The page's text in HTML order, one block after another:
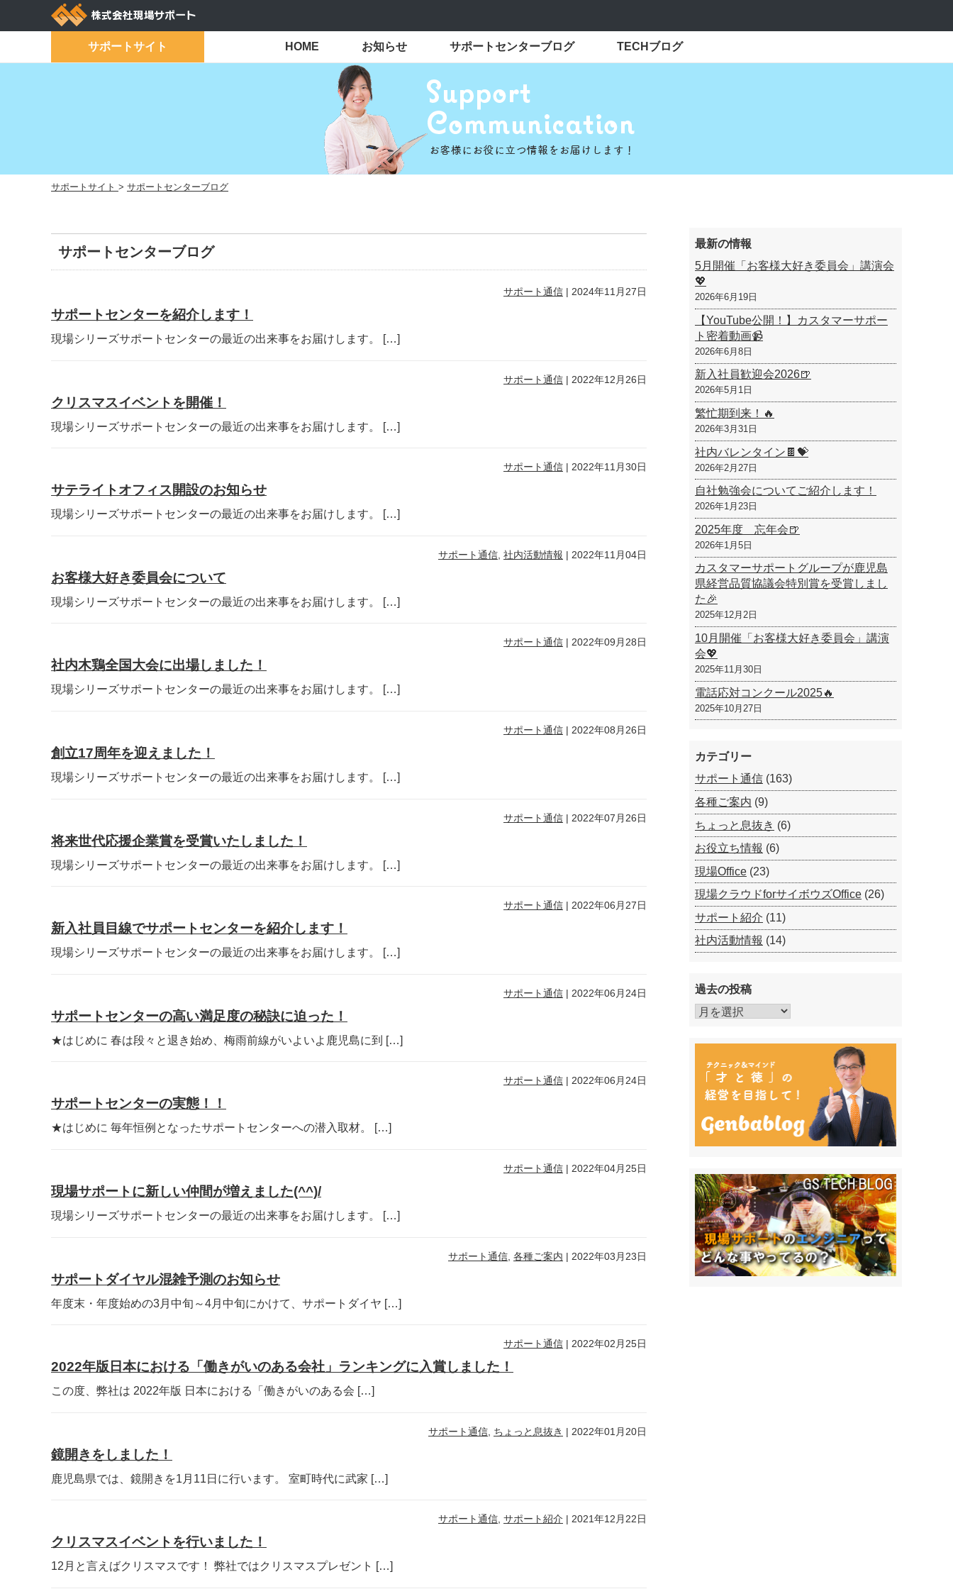
サポートサイト HOME お知らせ サポートセンターブログ TECHブログ
サポートサイト > サポートセンターブログ
サポートセンターブログ
サポート通信 | 2024年11月27日
サポートセンターを紹介します！
現場シリーズサポートセンターの最近の出来事をお届けします。 […]
サポート通信 | 2022年12月26日
クリスマスイベントを開催！
現場シリーズサポートセンターの最近の出来事をお届けします。 […]
サポート通信 | 2022年11月30日
サテライトオフィス開設のお知らせ
現場シリーズサポートセンターの最近の出来事をお届けします。 […]
サポート通信 社内活動情報 | 2022年11月04日
お客様大好き委員会について
現場シリーズサポートセンターの最近の出来事をお届けします。 […]
サポート通信 | 2022年09月28日
社内木鶏全国大会に出場しました！
現場シリーズサポートセンターの最近の出来事をお届けします。 […]
サポート通信 | 2022年08月26日
創立17周年を迎えました！
現場シリーズサポートセンターの最近の出来事をお届けします。 […]
サポート通信 | 2022年07月26日
将来世代応援企業賞を受賞いたしました！
現場シリーズサポートセンターの最近の出来事をお届けします。 […]
サポート通信 | 2022年06月27日
新入社員目線でサポートセンターを紹介します！
現場シリーズサポートセンターの最近の出来事をお届けします。 […]
サポート通信 | 2022年06月24日
サポートセンターの高い満足度の秘訣に迫った！
★はじめに 春は段々と退き始め、梅雨前線がいよいよ鹿児島に到 […]
サポート通信 | 2022年06月24日
サポートセンターの実態！！
★はじめに 毎年恒例となったサポートセンターへの潜入取材。 […]
サポート通信 | 2022年04月25日
現場サポートに新しい仲間が増えました(^^)/
現場シリーズサポートセンターの最近の出来事をお届けします。 […]
サポート通信 各種ご案内 | 2022年03月23日
サポートダイヤル混雑予測のお知らせ
年度末・年度始めの3月中旬～4月中旬にかけて、サポートダイヤ […]
サポート通信 | 2022年02月25日
2022年版日本における「働きがいのある会社」ランキングに入賞しました！
この度、弊社は 2022年版 日本における「働きがいのある会 […]
サポート通信 ちょっと息抜き | 2022年01月20日
鏡開きをしました！
鹿児島県では、鏡開きを1月11日に行います。 室町時代に武家 […]
サポート通信, サポート紹介 | 2021年12月22日
クリスマスイベントを行いました！
12月と言えばクリスマスです！ 弊社ではクリスマスプレゼント […]
最新の情報
5月開催「お客様大好き委員会」講演会
💖
2026年6月19日
【YouTube公開！】カスタマーサポー
ト密着動画📹
2026年6月8日
新入社員歓迎会2026🍺
2026年5月1日
繁忙期到来！🔥
2026年3月31日
社内バレンタイン🍫💝
2026年2月27日
自社勉強会についてご紹介します！
2026年1月23日
2025年度 忘年会🍺
2026年1月5日
カスタマーサポートグループが鹿児島
県経営品質協議会特別賞を受賞しまし
た🎉
2025年12月2日
10月開催「お客様大好き委員会」講演
会💖
2025年11月30日
電話応対コンクール2025🔥
2025年10月27日
カテゴリー
サポート通信 (163)
各種ご案内 (9)
ちょっと息抜き (6)
お役立ち情報 (6)
現場Office (23)
現場クラウドforサイボウズOffice (26)
サポート紹介 (11)
社内活動情報 (14)
過去の投稿
過
の